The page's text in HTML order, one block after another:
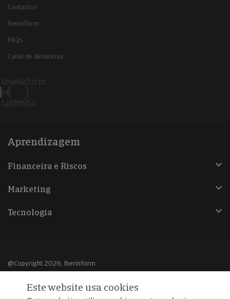
Contactos
Iberinform
FAQs
Canal de denúncias
Iberinform
en
Linkedin
Aprendizagem
Financeira e Riscos
Marketing
Tecnologia
@Copyright 2026, Iberinform
Aviso legalEste website usa cookies